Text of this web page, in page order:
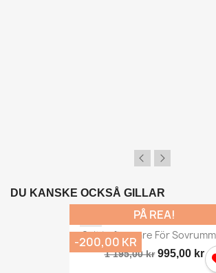
DU KANSKE OCKSÅ GILLAR
Salt Luftrenare För
1 195,00 kr 995,00 kr
PÅ REA!
-200,00 KR